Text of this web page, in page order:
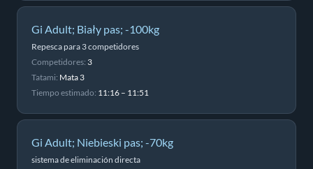
Gi Adult; Biały pas; -100kg
Repesca para 3 competidores
Competidores: 3
Tatami: Mata 3
Tiempo estimado: 11:16 – 11:51
Gi Adult; Niebieski pas; -70kg
sistema de eliminación directa